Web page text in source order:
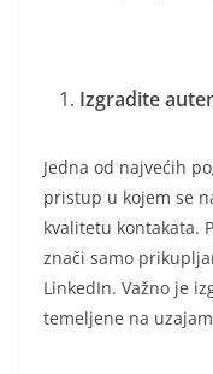
Izgradite
Jedna od najvećih
pristup u kojem se
kvalitetu kontakata.
znači samo
LinkedIn. Važno je
temeljene na